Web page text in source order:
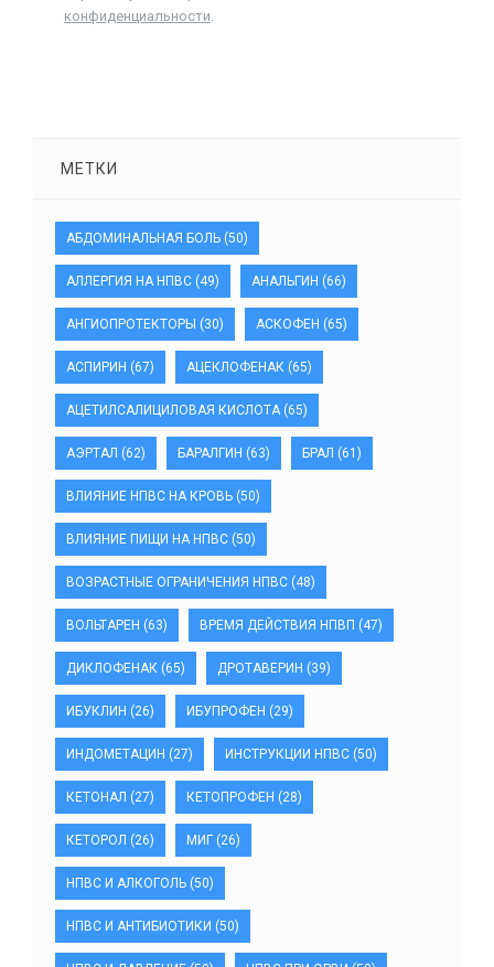
конфиденциальности.
МЕТКИ
АБДОМИНАЛЬНАЯ БОЛЬ (50)
АЛЛЕРГИЯ НА НПВС (49) АНАЛЬГИН (66)
АНГИОПРОТЕКТОРЫ (30) АСКОФЕН (65)
АСПИРИН (67) АЦЕКЛОФЕНАК (65)
АЦЕТИЛСАЛИЦИЛОВАЯ КИСЛОТА(65)
АЭРТАЛ (62) БАРАЛГИН (63) БРАЛ (61)
ВЛИЯНИЕ НПВС НА КРОВЬ (50)
ВЛИЯНИЕ ПИЩИ НА НПВС (50)
ВОЗРАСТНЫЕ ОГРАНИЧЕНИЯ НПВС (48)
ВОЛЬТАРЕН (63) ВРЕМЯ ДЕЙСТВИЯ НПВП (47)
ДИКЛОФЕНАК (65) ДРОТАВЕРИН (39)
ИБУКЛИН (26) ИБУПРОФЕН (29)
ИНДОМЕТАЦИН (27) ИНСТРУКЦИИ НПВС (50)
КЕТОНАЛ (27) КЕТОПРОФЕН (28)
КЕТОРОЛ (26) МИГ (26)
НПВС И АЛКОГОЛЬ (50)
НПВС И АНТИБИОТИКИ (50)